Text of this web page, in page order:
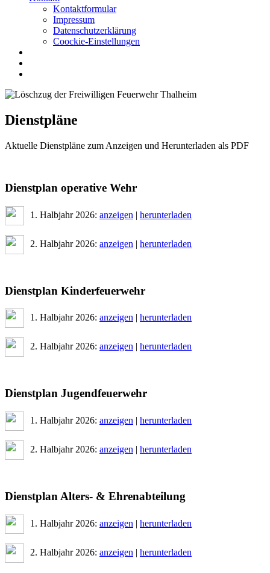
Kontaktformular
Impressum
Datenschutzerklärung
Coockie-Einstellungen
Dienstpläne
Aktuelle Dienstpläne zum Anzeigen und Herunterladen als PDF
Dienstplan operative Wehr
1. Halbjahr 2026: anzeigen | herunterladen
2. Halbjahr 2026: anzeigen | herunterladen
Dienstplan Kinderfeuerwehr
1. Halbjahr 2026: anzeigen | herunterladen
2. Halbjahr 2026: anzeigen | herunterladen
Dienstplan Jugendfeuerwehr
1. Halbjahr 2026: anzeigen | herunterladen
2. Halbjahr 2026: anzeigen | herunterladen
Dienstplan Alters- & Ehrenabteilung
1. Halbjahr 2026: anzeigen | herunterladen
2. Halbjahr 2026: anzeigen | herunterladen